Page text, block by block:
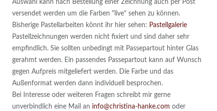
Auswahl kann nach Bestellung einer Zeichnung auch per Post
versendet werden um die Farben "live" sehen zu können.
Bisherige Pastellarbeiten könnt ihr hier sehen: Pastellgalerie
Pastellzeichnungen werden nicht fixiert und sind daher sehr
empfindlich. Sie sollten unbedingt mit Passepartout hinter Glas
gerahmt werden. Ein passendes Passepartout kann auf Wunsch
gegen Aufpreis mitgeliefert werden. Die Farbe und das
Außenformat werden dann individuell besprochen.
Bei Interesse oder weiteren Fragen schreibt mir gerne
unverbindlich eine Mail an info@christina-hanke.com oder